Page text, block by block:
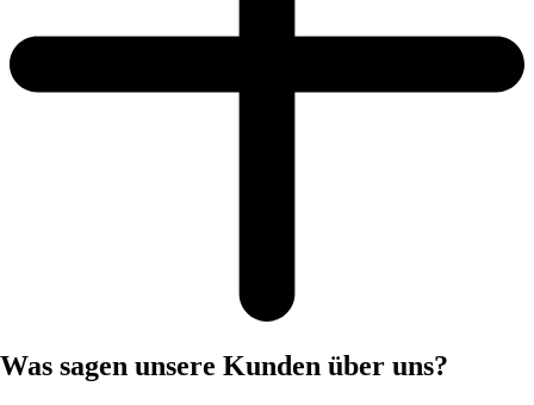
Was sagen unsere Kunden über uns?